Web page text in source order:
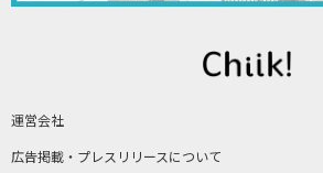
運営会社
広告掲載・プレスリリースについて